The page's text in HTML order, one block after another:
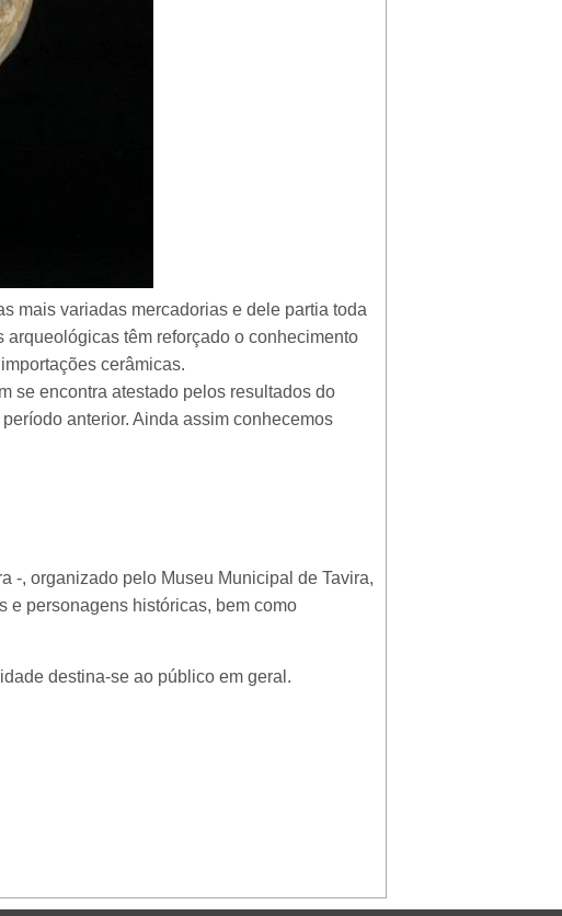
mais variadas mercadorias e dele partia toda
têm reforçado o conhecimento
cerâmicas.
se encontra atestado pelos resultados do
anterior. Ainda assim conhecemos
-, organizado pelo Museu Municipal de Tavira,
e personagens históricas, bem como
destina-se ao público em geral.